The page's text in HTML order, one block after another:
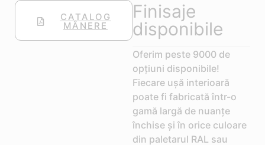
CATALOG
MÂNERE
Finisaje
disponibile
Oferim peste 9000 de
opțiuni disponibile!
Fiecare ușă interioară
poate fi fabricată într-o
gamă largă de nuanțe
închise și în orice culoare
din paletarul RAL sau